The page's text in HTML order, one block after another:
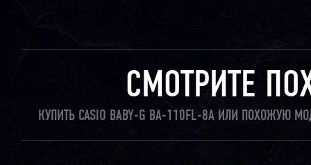
СМОТРИТЕ
КУПИТЬ CASIO BABY-G BA-110FL-8A ИЛИ ПОХОЖУЮ